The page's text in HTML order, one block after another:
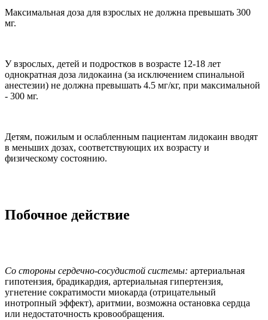
Максимальная доза для взрослых не должна превышать 300
мг.
У взрослых, детей и подростков в возрасте 12-18 лет
однократная доза лидокаина (за исключением спинальной
анестезии) не должна превышать 4.5 мг/кг, при максимальной
- 300 мг.
Детям, пожилым и ослабленным пациентам лидокаин вводят
в меньших дозах, соответствующих их возрасту и
физическому состоянию.
Побочное действие
Со стороны сердечно-сосудистой системы: артериальная
гипотензия, брадикардия, артериальная гипертензия,
угнетение сократимости миокарда (отрицательный
инотропный эффект), аритмии, возможна остановка сердца
или недостаточность кровообращения.